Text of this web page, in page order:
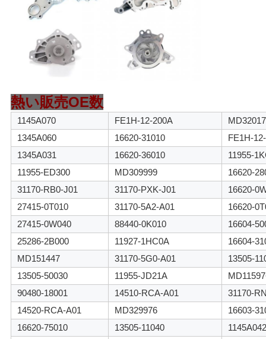
ポ
シ
ー
熱い販売OE数
1145A070 FE1H-12-200A
1345A060
16620-31010
FE1H-
1345A031
16620-36010
11955-
11955-ED300
MD309999
16620-
31170-RB0-J01
31170-PXK-J01
16620-
27415-0T010
31170-5A2-A01
16620-
27415-0W040
88440-0K010
16604-
25286-2B000
11927-1HC0A
16604-
MD151447
31170-5G0-A01
13505-
13505-50030
11955-JD21A
90480-18001
14510-RCA-A01
31170-
14520-RCA-A01
MD329976
16603-
16620-75010
13505-11040
1145A042